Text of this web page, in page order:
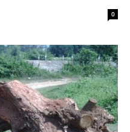
0